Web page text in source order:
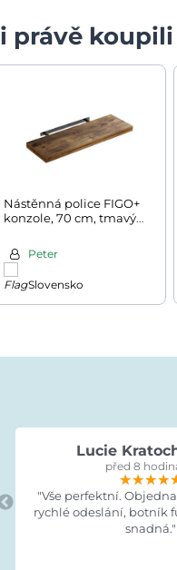
právě koupili
Nástěnná police FIGO+
konzole, 70 cm, tmavý
Peter
Slovensko
Lucie
před 8
"Vše perfektní.
rychlé odeslání, botník
snadná."